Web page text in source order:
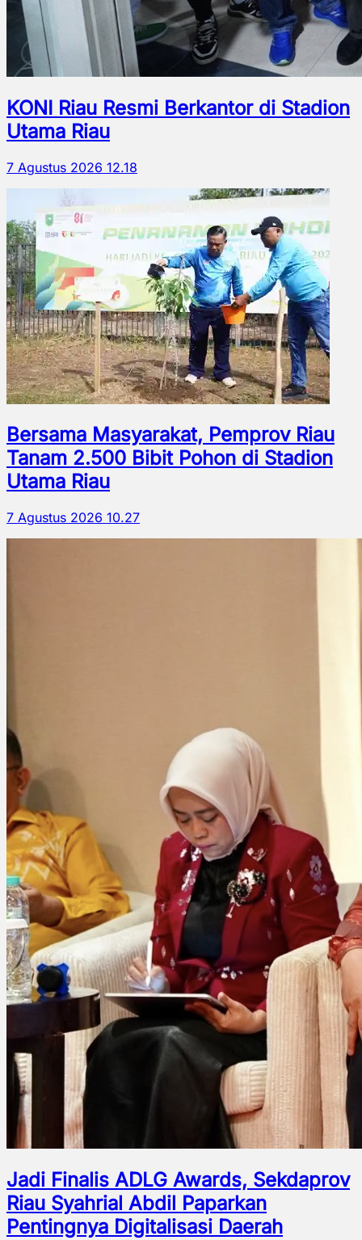
KONI Riau Resmi Berkantor di Stadion
Utama Riau
7 Agustus 2026 12.18
Bersama Masyarakat, Pemprov Riau
Tanam 2.500 Bibit Pohon di Stadion
Utama Riau
7 Agustus 2026 10.27
Jadi Finalis ADLG Awards, Sekdaprov
Riau Syahrial Abdil Paparkan
Pentingnya Digitalisasi Daerah